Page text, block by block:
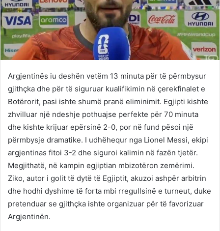
Argjentinës iu deshën vetëm 13 minuta për të përmbysur
gjithçka dhe për të siguruar kualifikimin në çerekfinalet e
Botërorit, pasi ishte shumë pranë eliminimit. Egjipti kishte
zhvilluar një ndeshje pothuajse perfekte për 70 minuta
dhe kishte krijuar epërsinë 2-0, por në fund pësoi një
përmbysje dramatike. I udhëhequr nga Lionel Messi, ekipi
argjentinas fitoi 3-2 dhe siguroi kalimin në fazën tjetër.
Megjithatë, në kampin egjiptian mbizotëron zemërimi.
Ziko, autor i golit të dytë të Egjiptit, akuzoi ashpër arbitrin
dhe hodhi dyshime të forta mbi rregullsinë e turneut, duke
pretenduar se gjithçka ishte organizuar për të favorizuar
Argjentinën.